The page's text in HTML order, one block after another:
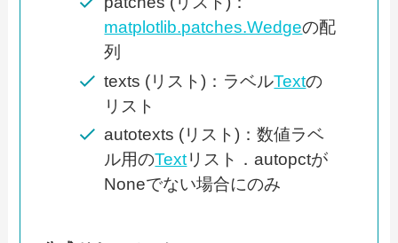
matplotlib.patches.Wedgeの配
列
texts (リスト)：ラベルTextの
リスト
autotexts (リスト)：数値ラベ
ル用のTextリスト．autopctが
Noneでない場合にのみ